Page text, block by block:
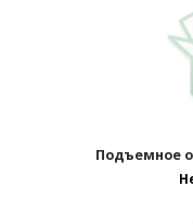
Подъемное